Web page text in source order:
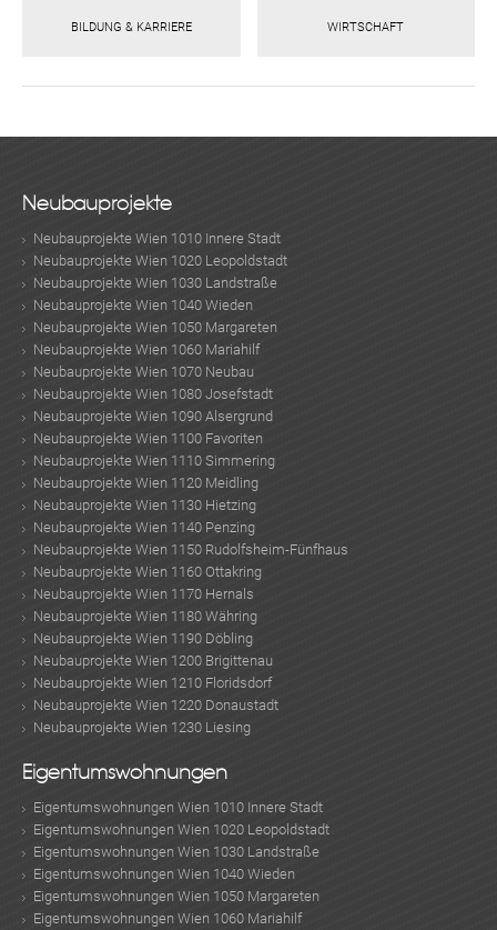
BILDUNG & KARRIERE WIRTSCHAFT
Neubauprojekte
Neubauprojekte Wien 1010 Innere Stadt
Neubauprojekte Wien 1020 Leopoldstadt
Neubauprojekte Wien 1030 Landstraße
Neubauprojekte Wien 1040 Wieden
Neubauprojekte Wien 1050 Margareten
Neubauprojekte Wien 1060 Mariahilf
Neubauprojekte Wien 1070 Neubau
Neubauprojekte Wien 1080 Josefstadt
Neubauprojekte Wien 1090 Alsergrund
Neubauprojekte Wien 1100 Favoriten
Neubauprojekte Wien 1110 Simmering
Neubauprojekte Wien 1120 Meidling
Neubauprojekte Wien 1130 Hietzing
Neubauprojekte Wien 1140 Penzing
Neubauprojekte Wien 1150 Rudolfsheim-Fünfhaus
Neubauprojekte Wien 1160 Ottakring
Neubauprojekte Wien 1170 Hernals
Neubauprojekte Wien 1180 Währing
Neubauprojekte Wien 1190 Döbling
Neubauprojekte Wien 1200 Brigittenau
Neubauprojekte Wien 1210 Floridsdorf
Neubauprojekte Wien 1220 Donaustadt
Neubauprojekte Wien 1230 Liesing
Eigentumswohnungen
Eigentumswohnungen Wien 1010 Innere Stadt
Eigentumswohnungen Wien 1020 Leopoldstadt
Eigentumswohnungen Wien 1030 Landstraße
Eigentumswohnungen Wien 1040 Wieden
Eigentumswohnungen Wien 1050 Margareten
Eigentumswohnungen Wien 1060 Mariahilf